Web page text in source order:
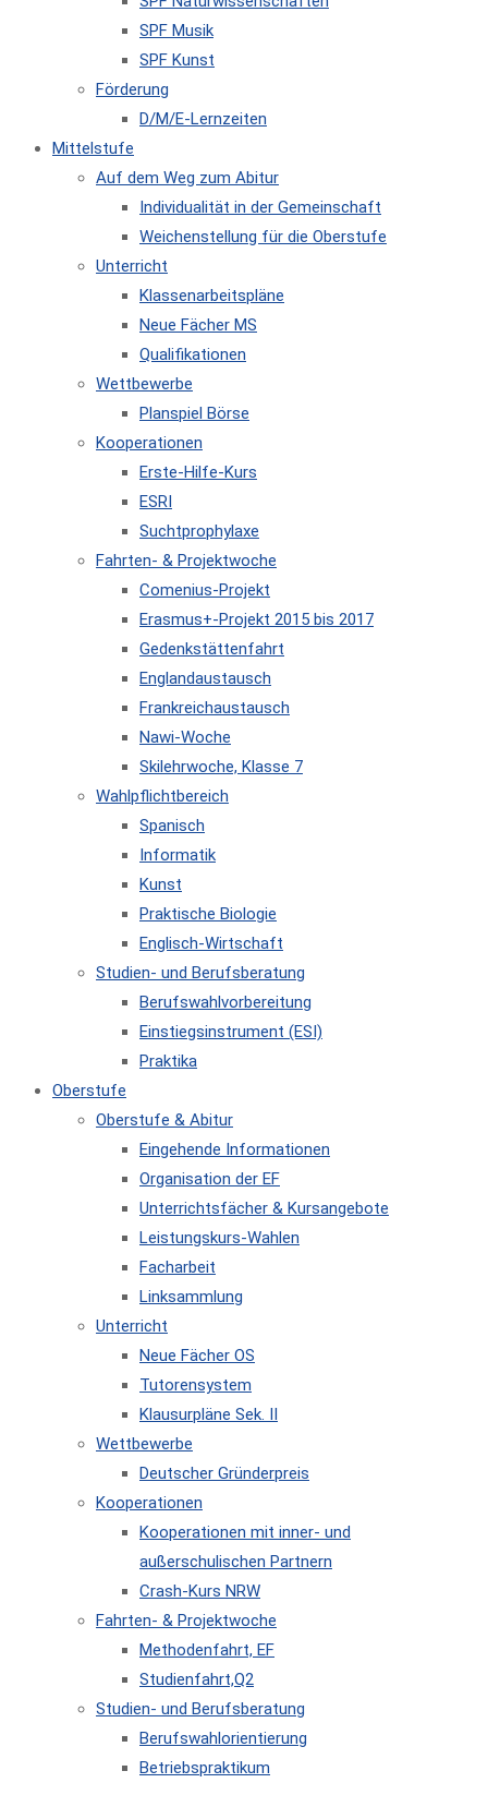
SPF Musik
SPF Kunst
Förderung
D/M/E-Lernzeiten
Mittelstufe
Auf dem Weg zum Abitur
Individualität in der Gemeinschaft
Weichenstellung für die Oberstufe
Unterricht
Klassenarbeitspläne
Neue Fächer MS
Qualifikationen
Wettbewerbe
Planspiel Börse
Kooperationen
Erste-Hilfe-Kurs
ESRI
Suchtprophylaxe
Fahrten- & Projektwoche
Comenius-Projekt
Erasmus+-Projekt 2015 bis 2017
Gedenkstättenfahrt
Englandaustausch
Frankreichaustausch
Nawi-Woche
Skilehrwoche, Klasse 7
Wahlpflichtbereich
Spanisch
Informatik
Kunst
Praktische Biologie
Englisch-Wirtschaft
Studien- und Berufsberatung
Berufswahlvorbereitung
Einstiegsinstrument (ESI)
Praktika
Oberstufe
Oberstufe & Abitur
Eingehende Informationen
Organisation der EF
Unterrichtsfächer & Kursangebote
Leistungskurs-Wahlen
Facharbeit
Linksammlung
Unterricht
Neue Fächer OS
Tutorensystem
Klausurpläne Sek. II
Wettbewerbe
Deutscher Gründerpreis
Kooperationen
Kooperationen mit inner- und
außerschulischen Partnern
Crash-Kurs NRW
Fahrten- & Projektwoche
Methodenfahrt, EF
Studienfahrt,Q2
Studien- und Berufsberatung
Berufswahlorientierung
Betriebspraktikum